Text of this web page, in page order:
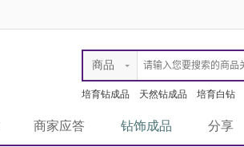
商品
培育钻成品 天然钻成品 培育白钻
商家应答 钻饰成品 分享